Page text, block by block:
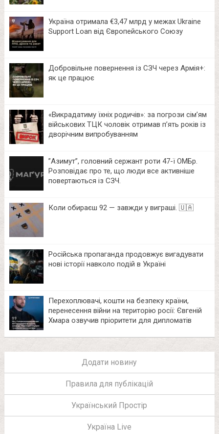
Україна отримала €3,47 млрд у межах Ukraine
Support Loan від Європейського Союзу
Добровільне повернення із СЗЧ через Армія+:
як це працює
«Викрадатиму їхніх родичів»: за погрози сім’ям
військових ТЦК чоловік отримав п’ять років із
дворічним випробуванням
⁨”Азимут”, головний сержант роти 47-ї ОМБр.
Розповідає про те, що люди все активніше
повертаються із СЗЧ.
Коли обираєш 92 — завжди у виграші. 🇺🇦
Російська пропаганда продовжує вигадувати
нові історії навколо подій в Україні
Перехоплювачі, кошти на безпеку країни,
перенесення війни на територію росії: Євгеній
Хмара озвучив пріоритети для дипломатів
Додати новину
Правила для публікацій
Український Простір
Україна Live